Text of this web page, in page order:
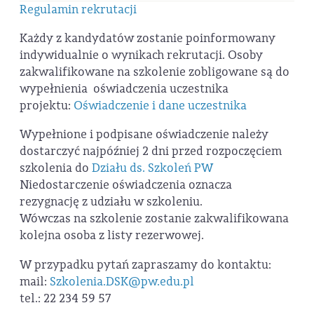
Regulamin rekrutacji
Każdy z kandydatów zostanie poinformowany
indywidualnie o wynikach rekrutacji. Osoby
zakwalifikowane na szkolenie zobligowane są do
wypełnienia oświadczenia uczestnika
projektu: Oświadczenie i dane uczestnika
Wypełnione i podpisane oświadczenie należy
dostarczyć najpóźniej 2 dni przed rozpoczęciem
szkolenia do Działu ds. Szkoleń PW
Niedostarczenie oświadczenia oznacza
rezygnację z udziału w szkoleniu.
Wówczas na szkolenie zostanie zakwalifikowana
kolejna osoba z listy rezerwowej.
W przypadku pytań zapraszamy do kontaktu:
mail: Szkolenia.DSK@pw.edu.pl
tel.: 22 234 59 57